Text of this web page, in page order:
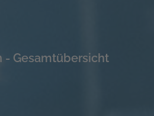
- Gesamtübersicht